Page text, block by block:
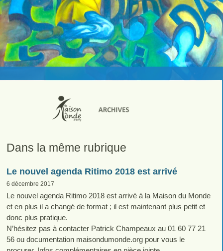
Dans la même rubrique
Le nouvel agenda Ritimo 2018 est arrivé
6 décembre 2017
Le nouvel agenda Ritimo 2018 est arrivé à la Maison du Monde
et en plus il a changé de format ; il est maintenant plus petit et
donc plus pratique.
N’hésitez pas à contacter Patrick Champeaux au 01 60 77 21
56 ou documentation maisondumonde.org pour vous le